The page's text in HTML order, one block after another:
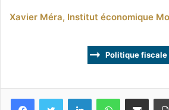
Xavier Méra, Institut économique
Politique fiscale
FacebookTwitter LinkedinWhatsApp
Partagez par mail